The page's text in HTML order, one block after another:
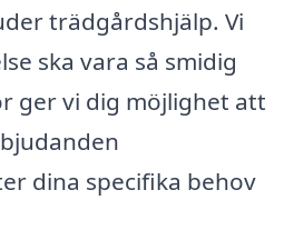
trädgårdshjälp. Vi
ska vara så smidig
ger vi dig möjlighet att
dina specifika behov